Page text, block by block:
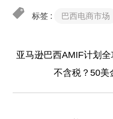
件代发”或“小包直发”规避
二、国内监管政策全面收紧
标签 : 巴西电商市场
亚马逊巴西AMIF计划
不含税？50美